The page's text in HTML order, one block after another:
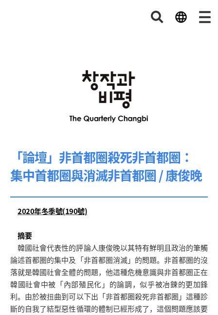
「論壇」非首都圈殺死非首都圈：
集中首都圈與消滅非首都圈 / 康俊晚
2020年冬季號(190號)
摘要
韓國社會代表性的評論人康俊晚以其特有鮮明且政治的筆觸
論述首都圈的集中及「非首都圈消滅」的問題。非首都圈的沒
落就是韓國社會全體的問題，他這種危機意識與非首都圈正在
韓國社會中被「內部殖民化」的論調，似乎被冶鍊的更加鋒
利。由於被扭曲到可以下出「非首都圈殺死非首都圈」這種診
斷的自我了結型惡性循環的體制已經形成了，這個問題應該要